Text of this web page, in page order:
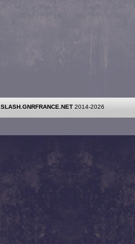
SLASH.GNRFRANCE.NET 2014-2026